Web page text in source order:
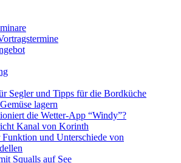
Segler und Tipps für die Bordküche
lagern
die Wetter-App “Windy”?
Kanal von Korinth
Funktion und Unterschiede von
Squalls auf See